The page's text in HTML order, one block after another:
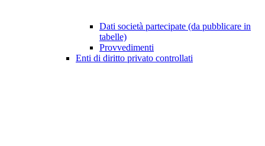
Dati società partecipate (da pubblicare in
tabelle)
Provvedimenti
Enti di diritto privato controllati